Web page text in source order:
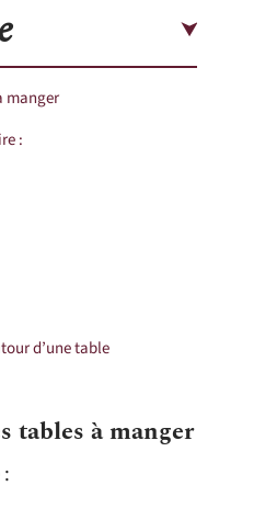
manger
:
d’une table
tables à manger